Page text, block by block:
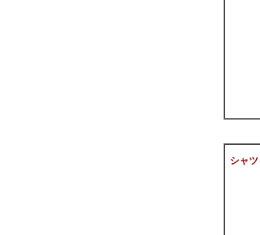
シャツ